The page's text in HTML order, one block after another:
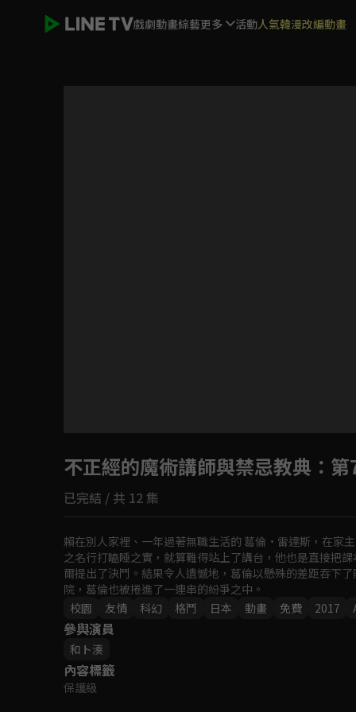
戲劇動畫綜藝更多 活動人氣韓漫改編動畫
如有不便請見諒
不正經的魔術講師與禁忌教典 ：
已完結 / 共 12 集
賴在別人家裡、一年過著無職生活的 葛倫·雷達斯，在家
之名行打瞌睡之實，就算難得站上了講台，他也是直接把
爾提出了決鬥。結果令人遺憾地，葛倫以懸殊的差距吞
院，葛倫也被捲進了一連串的紛爭之中。
校園
友情 科幻 格鬥 日本 動畫 免費 2017
參與演員
和ト湊
內容標籤
保護級